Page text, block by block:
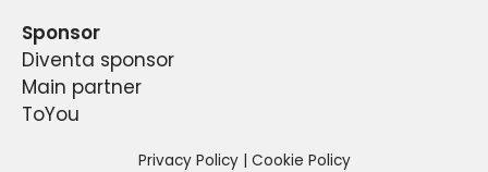
Sponsor
Diventa sponsor
Main partner
ToYou
Privacy Policy| Cookie Policy